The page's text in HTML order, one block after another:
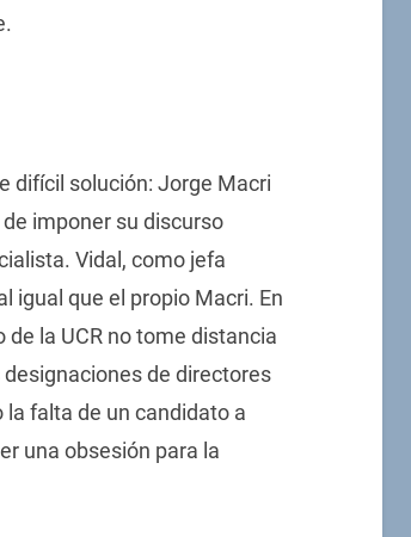
difícil solución: Jorge Macri
imponer su discurso
Vidal, como jefa
igual que el propio Macri. En
la UCR no tome distancia
de directores
la falta de un candidato a
una obsesión para la